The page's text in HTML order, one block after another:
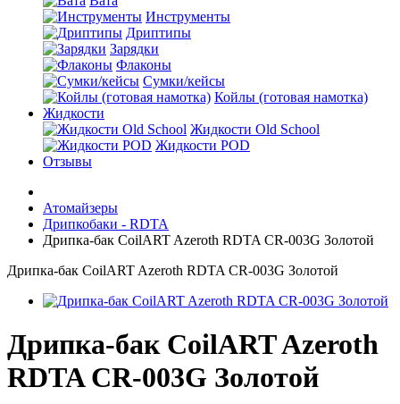
Инструменты
Дриптипы
Зарядки
Флаконы
Сумки/кейсы
Койлы (готовая намотка)
Жидкости
Жидкости Old School
Жидкости POD
Отзывы
Атомайзеры
Дрипкобаки - RDTA
Дрипка-бак CoilART Azeroth RDTA CR-003G Золотой
Дрипка-бак CoilART Azeroth RDTA CR-003G Золотой
Дрипка-бак CoilART Azeroth
RDTA CR-003G Золотой